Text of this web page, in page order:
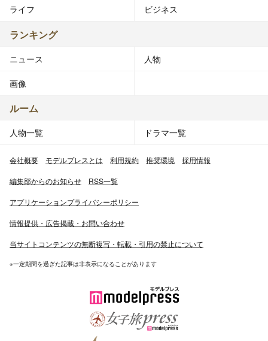
ライフ ビジネス
ランキング
ニュース 人物
画像
ルーム
人物一覧 ドラマ一覧
会社概要 モデルプレスとは 利用規約 推奨環境 採用情報
編集部からのお知らせ RSS一覧
アプリケーションプライバシーポリシー
情報提供・広告掲載・お問い合わせ
当サイトコンテンツの無断複写・転載・引用の禁止について
※一定期間を過ぎた記事は非表示になることがあります